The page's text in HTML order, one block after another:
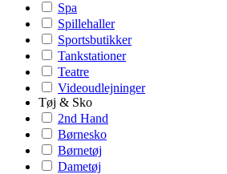
Spa
Spillehaller
Sportsbutikker
Tankstationer
Teatre
Videoudlejninger
Tøj & Sko
2nd Hand
Børnesko
Børnetøj
Dametøj